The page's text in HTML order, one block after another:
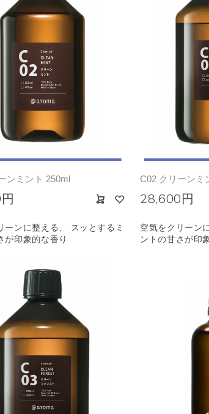
ンミント 250ml
ーンに整える、 スッとするミ
が印象的な香り
C02 クリーンミ
28,600円
空気をクリーン
ントの甘さが印